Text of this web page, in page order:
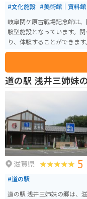
#文化施設 #美術館｜資料館
岐阜関ケ原古戦場記念館は
験型施設となっています。
り、体験することができま
る展示が特徴で、当時の戦い
予約優先なので、絶対見た
時間は9:30から17:00まで（
が、祝日の場合は翌日に振
って特に楽しめるスポット
道の駅 浅井三姉妹
滋賀県 5
#道の駅
道の駅 浅井三姉妹の郷は、滋賀県長